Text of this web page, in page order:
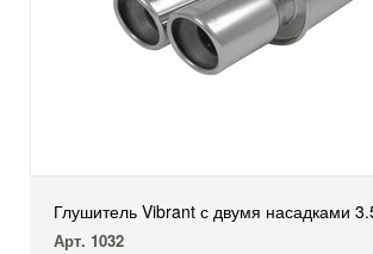
Глушитель Vibrant с двумя насадками
Арт. 1032